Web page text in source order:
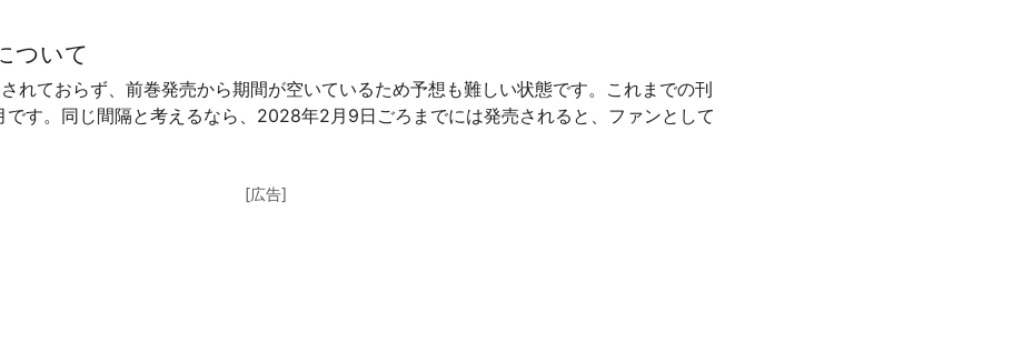
ついて
れておらず、前巻発売から期間が空いているため予想も難しい状態です。これまでの刊
す。同じ間隔と考えるなら、2028年2月9日ごろまでには発売されると、ファンとして
[広告]